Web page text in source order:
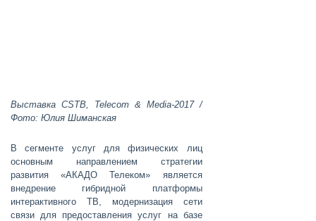
Выставка CSTB, Telecom & Media-2017 /
Фото: Юлия Шиманская
В сегменте услуг для физических лиц
основным направлением стратегии
развития «АКАДО Телеком» является
внедрение гибридной платформы
интерактивного ТВ, модернизация сети
связи для предоставления услуг на базе